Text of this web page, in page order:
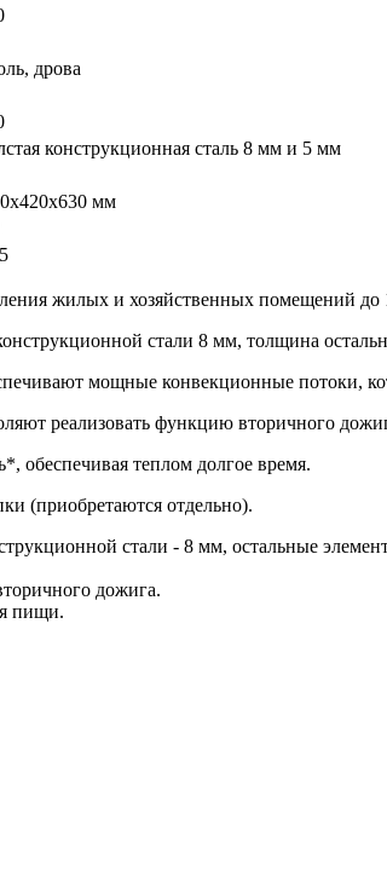
дрова
конструкционная сталь 8 мм и 5 мм
мм
жилых и хозяйственных помещений
стали 8 мм, толщина
мощные конвекционные потоки,
реализовать функцию вторичного
обеспечивая теплом долгое время.
(приобретаются отдельно).
стали - 8 мм, остальные
дожига.
пищи.